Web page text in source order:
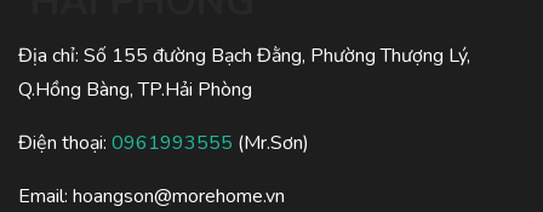
Địa chỉ: Số 155 đường Bạch Đằng, Phường Thượng Lý,
Q.Hồng Bàng, TP.Hải Phòng
Điện thoại: 0961993555 (Mr.Sơn)
Email: hoangson@morehome.vn